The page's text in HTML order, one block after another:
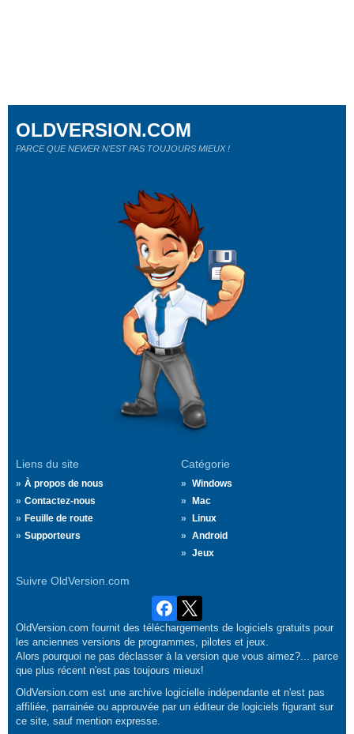
Liens du site
À propos de nous
Contactez-nous
Feuille de route
Supporteurs
Catégorie
Windows
Mac
Linux
Android
Jeux
Suivre OldVersion.com
OLDVERSION.COM
PARCE QUE NEWER N'EST PAS TOUJOURS MIEUX !
OldVersion.com fournit des téléchargements de logiciels gratuits pour
les anciennes versions de programmes, pilotes et jeux.
Alors pourquoi ne pas déclasser à la version que vous aimez?... parce
que plus récent n'est pas toujours mieux!
OldVersion.com est une archive logicielle indépendante et n'est pas
affiliée, parrainée ou approuvée par un éditeur de logiciels figurant sur
ce site, sauf mention expresse.